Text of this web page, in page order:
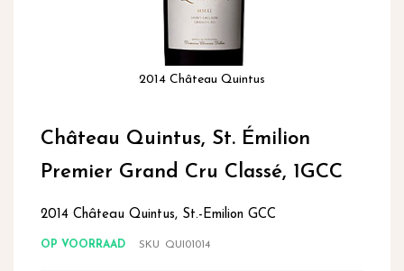
2014 Château Quintus
het
van
afbeeldingen-
Château Quintus, St. Émilion
Premier Grand Cru Classé, 1GCC
2014 Château Quintus, St.-Emilion GCC
OP VOORRAAD SKU QUI01014